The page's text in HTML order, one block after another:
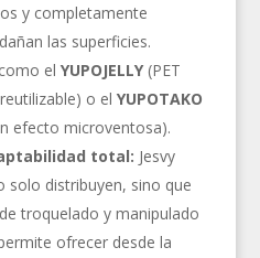
y completamente
las superficies.
el YUPOJELLY(PET
o el YUPOTAKO
efecto microventosa).
total: Jesvy
solo distribuyen, sino que
troquelado y manipulado
ofrecer desde la